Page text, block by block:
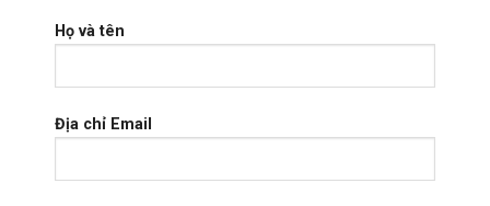
Họ và tên
Địa chỉ Email